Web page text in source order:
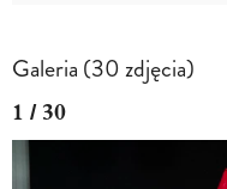
Galeria (30 zdjęcia)
1 / 30